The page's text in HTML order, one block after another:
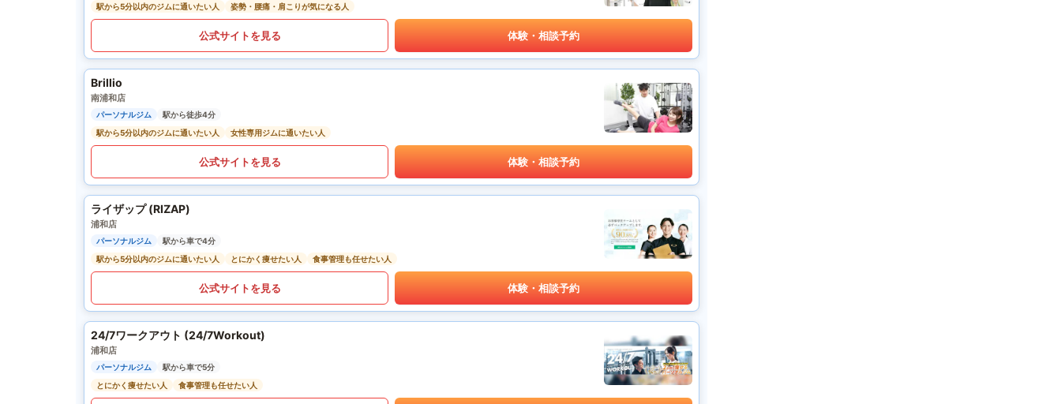
駅から5分以内のジムに通いたい人
姿勢・腰痛・肩こりが気になる人
公式サイトを見る 体験・相談予約
Brillio
南浦和店
パーソナルジム
駅から徒歩4分
駅から5分以内のジムに通いたい人
女性専用ジムに通いたい人
公式サイトを見る 体験・相談予約
ライザップ (RIZAP)
浦和店
パーソナルジム
駅から車で4分
駅から5分以内のジムに通いたい人
とにかく痩せたい人 食事管理も任せたい人
公式サイトを見る 体験・相談予約
24/7ワークアウト (24/7Workout)
浦和店
パーソナルジム
駅から車で5分
とにかく痩せたい人
食事管理も任せたい人